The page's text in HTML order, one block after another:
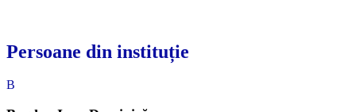
Persoane din instituție
B